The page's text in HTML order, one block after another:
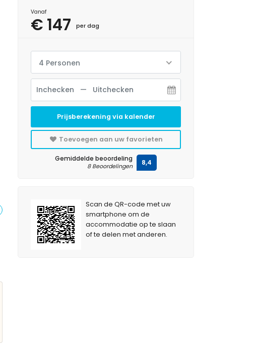
Vanaf
€ 147 per dag
4 Personen
Prijsberekening via kalender
Toevoegen aan uw favorieten
Gemiddelde beoordeling
8 Beoordelingen 8,4
Scan de QR-code met uw
smartphone om de
accommodatie op te slaan
of te delen met anderen.